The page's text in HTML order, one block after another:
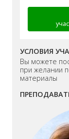
УСЛОВИЯ
Вы можете
при желании
материалы